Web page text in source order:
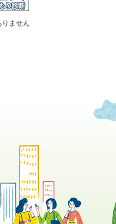
ません